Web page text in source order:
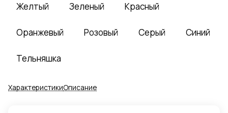
Желтый Зеленый Красный
Оранжевый Розовый Серый Синий
Тельняшка
ХарактеристикиОписание